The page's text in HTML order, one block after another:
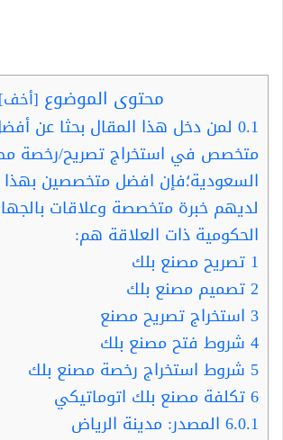
محتوى الموضوع [أخف]
0.1 لمن دخل هذا المقال بحثا عن
متخصص في استخراج تصريح/رخصة
السعودية؛فإن افضل متخصصين بهذا
لديهم خبرة متخصصة وعلاقات
الحكومية ذات العلاقة هم:
1 تصريح مصنع بلك
2تصميم مصنع بلك
3 استخراج تصريح مصنع
4 شروط فتح مصنع بلك
5 شروط استخراج رخصة مصنع بلك
6تكلفة مصنع بلك اتوماتيكي
6.0.1 المصدر: مدينة الرياض